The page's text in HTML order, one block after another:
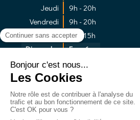
Jeudi
9h - 20h
Vendredi
9h - 20h
Samedi
9h - 15h
Dimanche
Fermé
Prendre rendez-vous sur Rdv Doc
Prendre rendez-vous sur les Pages Jaunes